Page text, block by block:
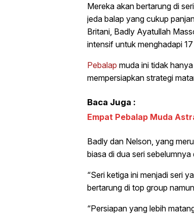
Mereka akan bertarung di
jeda balap yang cukup
Britani, Badly Ayatullah
intensif untuk menghadapi 17
Pebalap muda ini tidak
mempersiapkan strategi
Baca Juga :
Empat Pebalap Muda
Badly dan Nelson, yang
biasa di dua seri
“Seri ketiga ini menjadi seri
bertarung di top group
“Persiapan yang lebih